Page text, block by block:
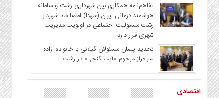
تفاهم‌نامه همکاری بین شهرداری رشت و سامانه
هوشمند درمانی ایران (سهدا) امضا شد شهردار
رشت:مسئولیت اجتماعی در اولویت مدیریت
شهری قرار دارد
تجدید پیمان مسئولان گیلانی با خانواده‌ آزاده
سرافراز مرحوم «آیت گنجی» در رشت
اقتصادی